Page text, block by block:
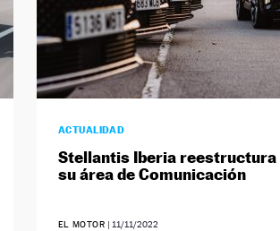
ACTUALIDAD
Stellantis Iberia reestructura
su área de Comunicación
EL MOTOR | 11/11/2022